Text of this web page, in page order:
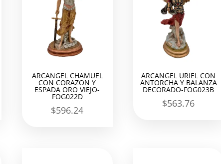
ARCANGEL CHAMUEL
CON CORAZON Y
ESPADA ORO VIEJO-
FOG022D
$596.24
ARCANGEL URIEL CON
ANTORCHA Y BALANZA
DECORADO-FOG023B
$563.76